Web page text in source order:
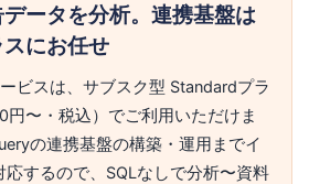
ータを分析。連携基盤は
にお任せ
ビスは、サブスク型 Standardプラ
円〜・税込）でご利用いただけま
の連携基盤の構築・運用までイ
応するので、SQLなしで分析〜資料